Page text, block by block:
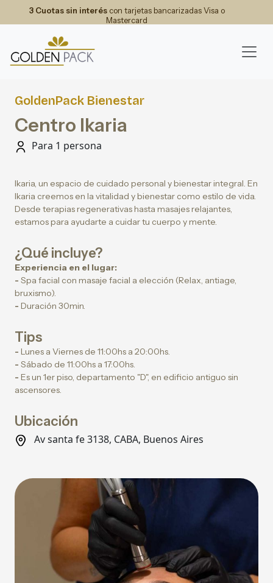
3 Cuotas sin interéscon tarjetas bancarizadas Visa o
Mastercard
GoldenPack Bienestar
Centro Ikaria
Para 1 persona
Ikaria, un espacio de cuidado personal y bienestar integral. En
Ikaria creemos en la vitalidad y bienestar como estilo de vida.
Desde terapias regenerativas hasta masajes relajantes,
estamos para ayudarte a cuidar tu cuerpo y mente.
¿Qué incluye?
Experiencia en el lugar:
- Spa facial con masaje facial a elección (Relax, antiage,
bruxismo).
- Duración 30min.
Tips
- Lunes a Viernes de 11:00hs a 20:00hs.
- Sábado de 11:00hs a 17:00hs.
- Es un 1er piso, departamento "D", en edificio antiguo sin
ascensores.
Ubicación
Av santa fe 3138, CABA, Buenos Aires